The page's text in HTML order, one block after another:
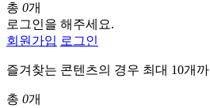
총 0개
로그인을 해주세요.
회원가입 로그인
즐겨찾는 콘텐츠의 경우 최대 10개
총 0개